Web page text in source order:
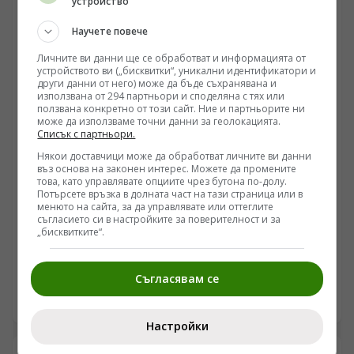
преживява структурен шок – появата на звука изисква
нов тип кадри, способни да управляват мащабни
симфонични оркестри под строг линеен график. На
този фон фигурата на Дмитрий Тьомкин, роден през
1894 г. в Руската империя и преминал през
консерваторията в Санкт Петербург, не е просто
биографичен куриоз с четири статуетки „Оскар“. Тя е
пример за това как европейската класическа школа
запълни технологичния дефицит в американските
печеливша индустрия, захранвана от милионни
тиражи на грамофонни плочи.
КУЛТУРА
Проф. Любомир Халачев с новата си книга
„Истории с мирис на дива мента“ връща природата
в центъра на разговора за човека
/Поглед.инфо/ Проф. Любомир Халачев представя
новата си книга „Истории с мирис на дива мента“ –
сборник с разкази за срещите между човека и
чувствителността, паметта и изгубената връзка с
Научете повече
Личните ви данни ще се обработват и информацията от
устройството ви („бисквитки“, уникални идентификатори и
други данни от него) може да бъде съхранявана и
използвана от 294 партньори и споделяна с тях или
ползвана конкретно от този сайт. Ние и партньорите ни
може да използваме точни данни за геолокацията.
Списък с партньори.
Някои доставчици може да обработват личните ви данни
въз основа на законен интерес. Можете да промените
това, като управлявате опциите чрез бутона по-долу.
Потърсете връзка в долната част на тази страница или в
менюто на сайта, за да управлявате или оттеглите
съгласието си в настройките за поверителност и за
„бисквитките“.
Съгласявам се
Настройки